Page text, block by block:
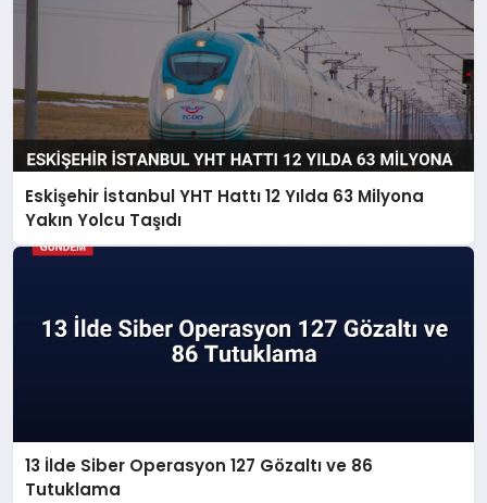
Eskişehir İstanbul YHT Hattı 12 Yılda 63 Milyona
Yakın Yolcu Taşıdı
13 İlde Siber Operasyon 127 Gözaltı ve 86
Tutuklama